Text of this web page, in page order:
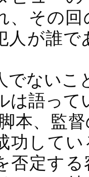
、その
人が誰
でない
は語って
本、監
功して
否定す